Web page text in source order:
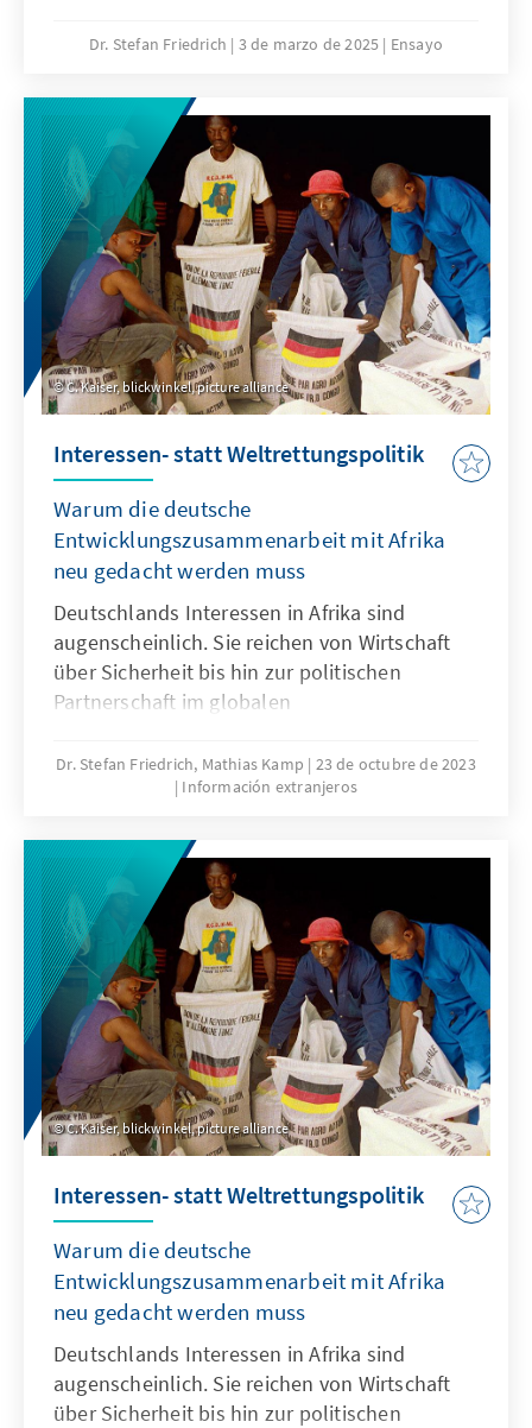
Auswirkungen eine postkolonial fehlgeleitete
betroffenen Länder hat. Zudem sollte
Deutschland auf die Kritik neokolonialer
Akteure wie Russland oder China offensiv
reagieren.
Dr. Stefan Friedrich 3 de marzo de 2025 Ensayo
C. Kaiser, blickwinkel, picture alliance
Interessen- statt Weltrettungspolitik
Warum die deutsche
Entwicklungszusammenarbeit mit Afrika
neu gedacht werden muss
Deutschlands Interessen in Afrika sind
augenscheinlich. Sie reichen von Wirtschaft
über Sicherheit bis hin zur politischen
Partnerschaft im globalen
alle seine Möglichkeiten, um seine Interessen
auf dem Nachbarkontinent zu wahren? Die
immensen Investitionen, die Deutschland im
Bereich der Entwicklungszusammenarbeit
tätigt, muss die Frage aufgeworfen werden:
Können diese Investitionen nicht sehr viel
zielgerichteter erfolgen – zum Wohle der
afrikanischen Partner, aber auch im eigenen
Interesse?
Dr. Stefan Friedrich, Mathias Kamp
23 de octubre de 2023
Información extranjeros
C. Kaiser, blickwinkel, picture alliance
Interessen- statt Weltrettungspolitik
Warum die deutsche
Entwicklungszusammenarbeit mit Afrika
neu gedacht werden muss
Deutschlands Interessen in Afrika sind
augenscheinlich. Sie reichen von Wirtschaft
über Sicherheit bis hin zur politischen